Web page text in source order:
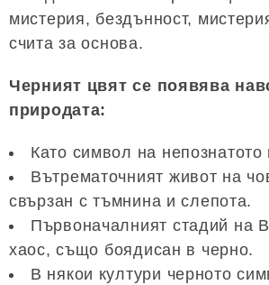
мистерия, бездънност,
счита за основа.
Черният цвят се появява
природата:
Като символ на непознатото
Вътрематочният живот на
свързан с тъмнина и слепота.
Първоначалният стадий на
хаос, също боядисан в черно.
В някои култури черното